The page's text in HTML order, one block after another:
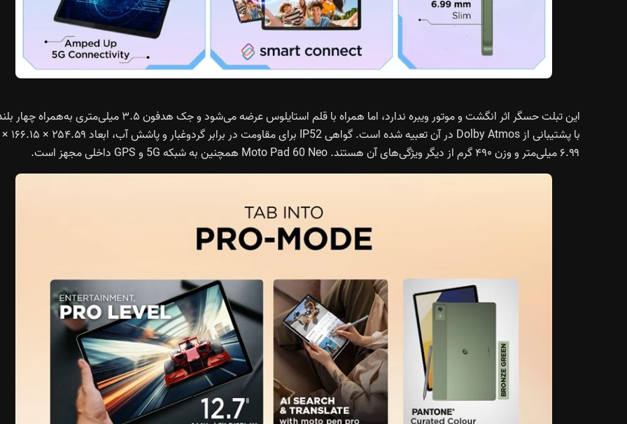
این تبلت حسگر اثر انگشت و موتور ویبره ندارد، اما همراه با قلم استایلوس عرضه می‌شود و جک هدفون ۳.۵ میلی‌متری
با پشتیبانی از Dolby Atmos در آن تعبیه شده است. گواهی IP52 برای مقاومت در برابر گردوغبار و پاشش آب، ابعاد ۲۵۴.۵۹ × ۱۶۶.۱۵ ×
۶.۹۹ میلی‌متر و وزن ۴۹۰ گرم از دیگر ویژگی‌های آن هستند. Moto Pad 60 Neo همچنین به شبکه 5G و GPS داخلی مجهز است.